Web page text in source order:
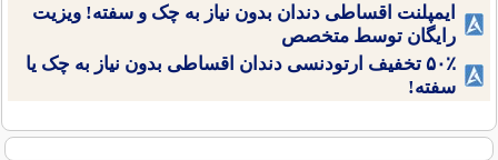
ایمپلنت اقساطی دندان بدون نیاز به چک و سفته! ویزیت
رایگان توسط متخصص
۵۰٪ تخفیف ارتودنسی دندان اقساطی بدون نیاز به چک یا
سفته!